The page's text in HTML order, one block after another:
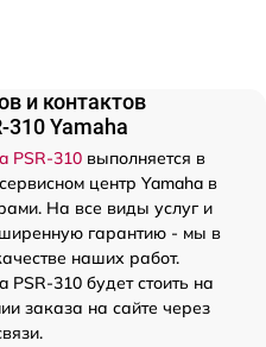
и контактов
310 Yamaha
PSR-310 выполняется в
центр Yamaha в
На все виды услуг и
гарантию - мы в
наших работ.
PSR-310 будет стоить на
заказа на сайте через